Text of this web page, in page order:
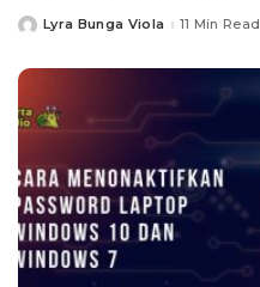
PostedLyra Bunga Viola 11 Min Read